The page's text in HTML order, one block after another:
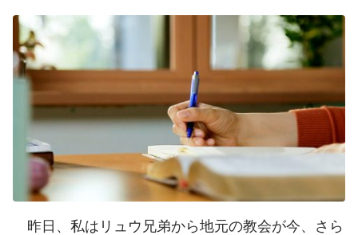
昨日、私はリュウ兄弟から地元の教会が今、さら